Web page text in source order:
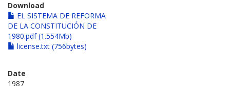
Download
EL SISTEMA DE REFORMA
DE LA CONSTITUCIÓN DE
1980.pdf (1.554Mb)
license.txt (756bytes)
Date
1987